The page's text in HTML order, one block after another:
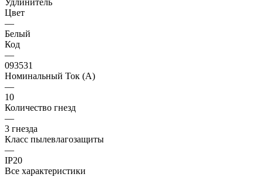
Удлинитель
Цвет
—
Белый
Код
—
093531
Номинальный Ток (A)
—
10
Количество гнезд
—
3 гнезда
Класс пылевлагозащиты
—
IP20
Все характеристики